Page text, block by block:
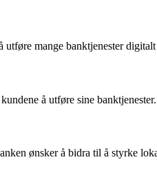
mange banktjenester digitalt
å utføre sine banktjenester.
ønsker å bidra til å styrke